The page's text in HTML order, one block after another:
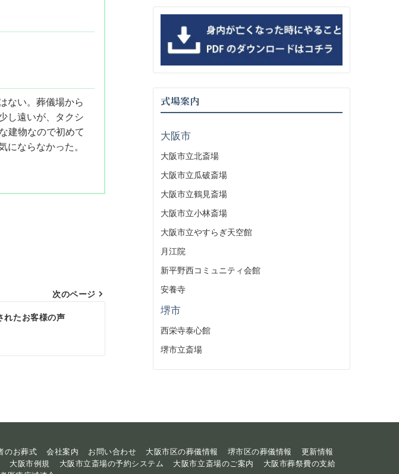
ない。葬儀場から
し遠いが、タクシ
建物なので初めて
ならなかった。
次のページ
れたお客様の声
式場案内
大阪市
大阪市立北斎場
大阪市立瓜破斎場
大阪市立鶴見斎場
大阪市立小林斎場
大阪市立やすらぎ天空館
月江院
新平野西コミュニティ会館
安養寺
堺市
西栄寺泰心館
堺市立斎場
のお葬式 会社案内 お問い合わせ 大阪市区の葬儀情報 堺市区の葬儀情報
更新情報
大阪市例規 大阪市立斎場の予約システム 大阪市立斎場のご案内
大阪市葬祭費の支給